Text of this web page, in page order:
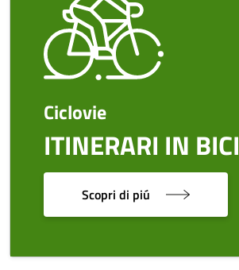
Ciclovie
ITINERARI IN BICI
Scopri di piú